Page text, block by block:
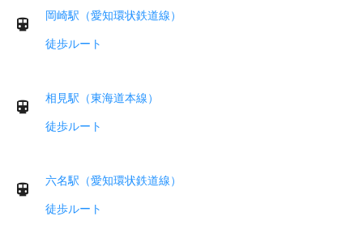
岡崎駅（愛知環状鉄道線）
徒歩ルート
相見駅（東海道本線）
徒歩ルート
六名駅（愛知環状鉄道線）
徒歩ルート